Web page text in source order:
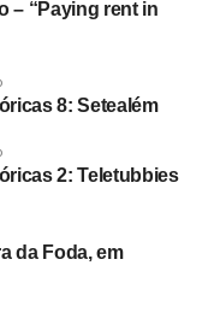
no Rafters. Eu
acabou
The Panik. Eu
época, autodidata,
em nada. O show do
Circus. Estava muito
ficando de
empresariando
me perguntou se eu
– “Paying rent in
8: Setealém
2: Teletubbies
da Foda, em